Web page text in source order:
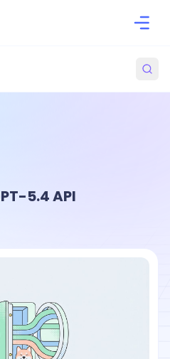
5.4 API